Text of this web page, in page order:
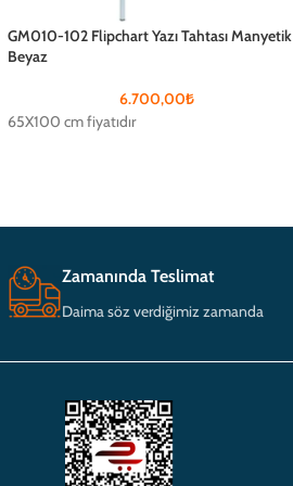
GM010-102 Flipchart Yazı Tahtası Manyetik
Beyaz
6.700,00₺
65X100 cm fiyatıdır
Zamanında Teslimat
Daima söz verdiğimiz zamanda